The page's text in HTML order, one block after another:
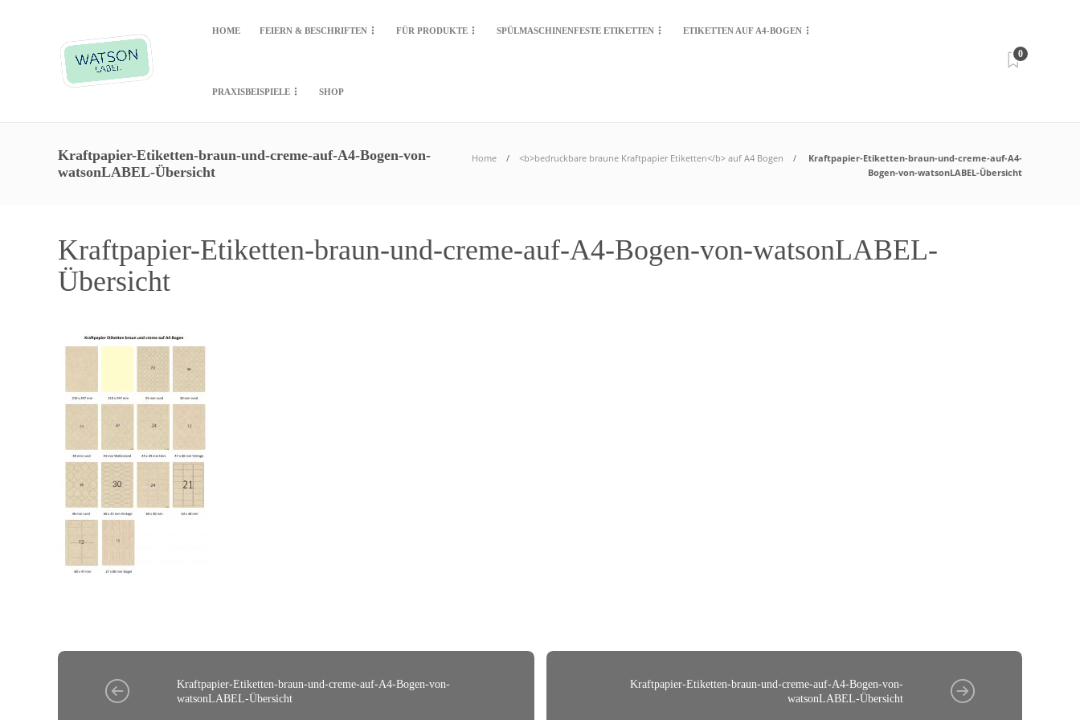
HOME FEIERN & BESCHRIFTEN FÜR PRODUKTE SPÜLMASCHINENFESTE ETIKETTEN ETIKETTEN AUF A4-BOGEN
PRAXISBEISPIELE SHOP
0
Kraftpapier-Etiketten-braun-und-creme-auf-A4-Bogen-von-
watsonLABEL-Übersicht
Home <b>bedruckbare braune Kraftpapier Etiketten</b> auf A4 Bogen
Kraftpapier-Etiketten-braun-und-creme-auf-A4-
Bogen-von-watsonLABEL-Übersicht
Kraftpapier-Etiketten-braun-und-creme-auf-A4-Bogen-von-watsonLABEL-
Übersicht
Kraftpapier-Etiketten-braun-und-creme-auf-A4-Bogen-von-
watsonLABEL-Übersicht
Kraftpapier-Etiketten-braun-und-creme-auf-A4-Bogen-von-
watsonLABEL-Übersicht